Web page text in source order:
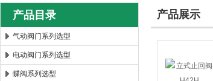
郑州森玛自控阀门有限公司
产品目录
气动阀门系列选型
电动阀门系列选型
蝶阀系列选型
产品展示